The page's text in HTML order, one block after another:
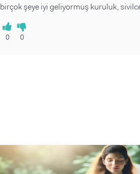
birçok şeye iyi geliyormuş kuruluk,
0 0